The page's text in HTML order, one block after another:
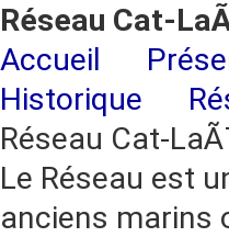
Réseau Cat-
Accueil
Historique
Réseau Cat-
Le Réseau est
anciens marins